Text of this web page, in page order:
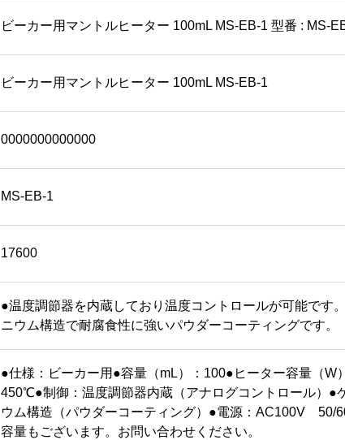
ビーカー用マントルヒーター 100mL MS-EB-1 型番 : MS-
ビーカー用マントルヒーター 100mL MS-EB-1
0000000000000
MS-EB-1
17600
●温度調節器を内蔵しており温度コントロールが可能です
ニウム構造で耐腐食性に強いパウダーコーティングです。
●仕様：ビーカー用●容量（mL）：100●ヒーター容量（W
450℃●制御：温度調節器内蔵（アナログコントロール）●
ウム構造（パウダーコーティング）●電源：AC100V 50/
容量もございます。お問い合わせください。